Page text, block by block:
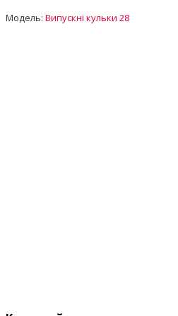
Модель: Випускні кульки 28